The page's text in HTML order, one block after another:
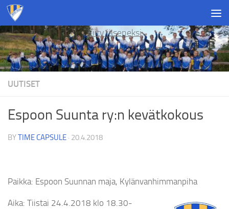
Skip to content
Liity jäseneksi
UUTISET
Espoon Suunta ry:n kevätkokous
BYTIME CAPSULE · 20.4.2018
Paikka: Espoon Suunnan maja, Kylänvanhimmanpiha
Aika: Tiistai 24.4.2018 klo 18.30-